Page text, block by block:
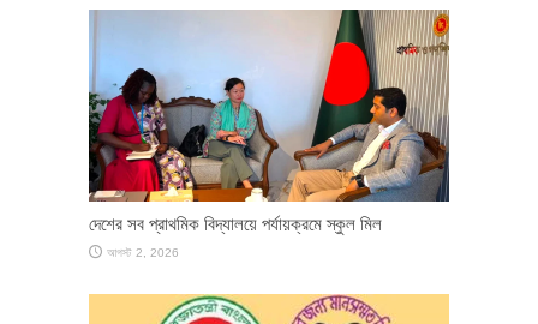
দেশের সব প্রাথমিক বিদ্যালয়ে পর্যায়ক্রমে স্কুল মিল
আগস্ট 2, 2026